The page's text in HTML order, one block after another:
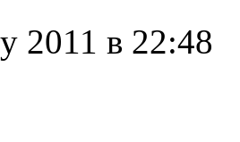
2011 в 22:48